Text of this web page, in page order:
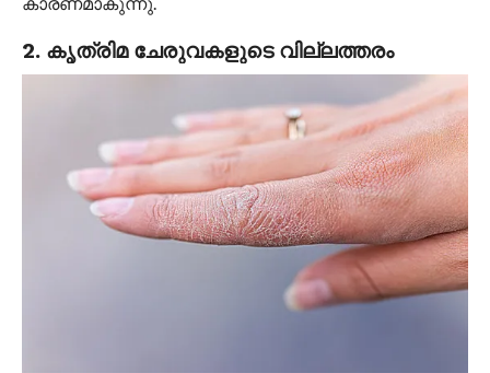
2. കൃത്രിമ ചേരുവകളുടെ വില്ലത്തരം